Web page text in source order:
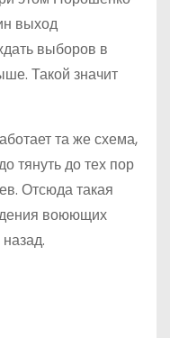
выход
выборов в
Такой значит
та же схема,
тянуть до тех пор
Отсюда такая
воюющих